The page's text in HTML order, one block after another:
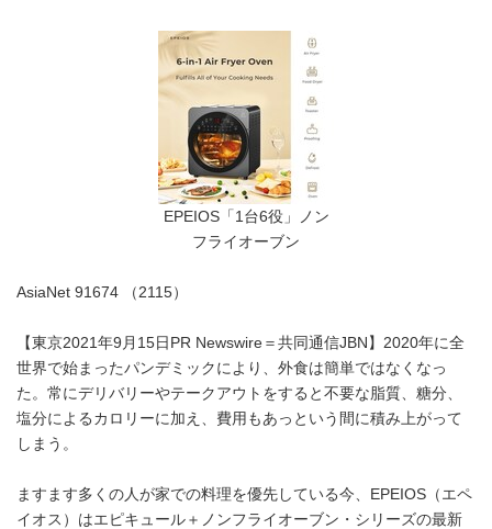
EPEIOS「1台6役」ノン
フライオーブン
AsiaNet 91674 （2115）
【東京2021年9月15日PR Newswire＝共同通信JBN】2020年に全
世界で始まったパンデミックにより、外食は簡単ではなくなっ
た。常にデリバリーやテークアウトをすると不要な脂質、糖分、
塩分によるカロリーに加え、費用もあっという間に積み上がって
しまう。
ますます多くの人が家での料理を優先している今、EPEIOS（エペ
イオス）はエピキュール＋ノンフライオーブン・シリーズの最新